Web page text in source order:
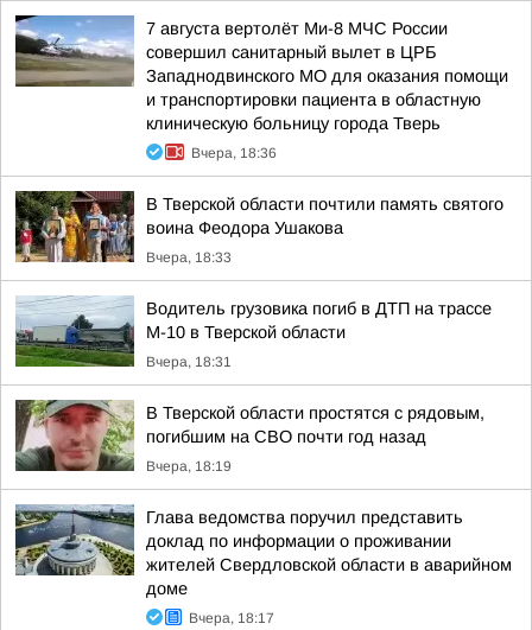
7 августа вертолёт Ми-8 МЧС России
совершил санитарный вылет в ЦРБ
Западнодвинского МО для оказания помощи
и транспортировки пациента в областную
клиническую больницу города Тверь
Вчера, 18:36
В Тверской области почтили память святого
воина Феодора Ушакова
Вчера, 18:33
Водитель грузовика погиб в ДТП на трассе
М-10 в Тверской области
Вчера, 18:31
В Тверской области простятся с рядовым,
погибшим на СВО почти год назад
Вчера, 18:19
Глава ведомства поручил представить
доклад по информации о проживании
жителей Свердловской области в аварийном
доме
Вчера, 18:17